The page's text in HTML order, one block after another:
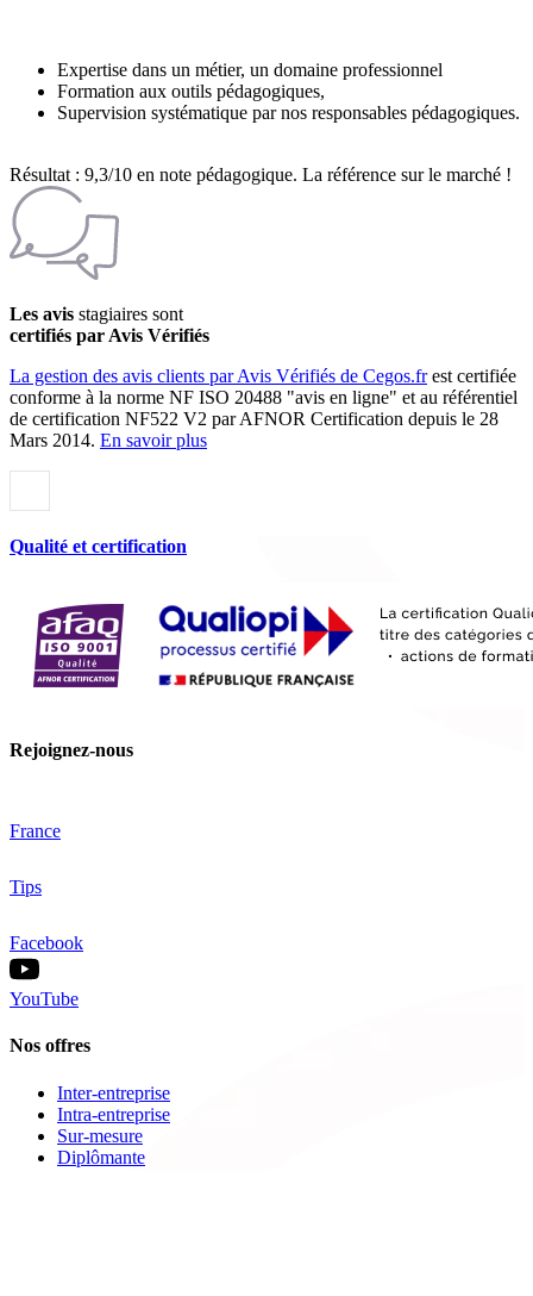
Expertise dans un métier, un domaine professionnel
Formation aux outils pédagogiques,
Supervision systématique par nos responsables pédagogiques.
Résultat : 9,3/10 en note pédagogique. La référence sur le marché !
Les avis stagiaires sont
certifiés par Avis Vérifiés
La gestion des avis clients par Avis Vérifiés de Cegos.frest certifiée
conforme à la norme NF ISO 20488 "avis en ligne" et au référentiel
de certification NF522 V2 par AFNOR Certification depuis le 28
Mars 2014. En savoir plus
Qualité et certification
Rejoignez-nous
France
Tips
Facebook
YouTube
Nos offres
Inter-entreprise
Intra-entreprise
Sur-mesure
Diplômante